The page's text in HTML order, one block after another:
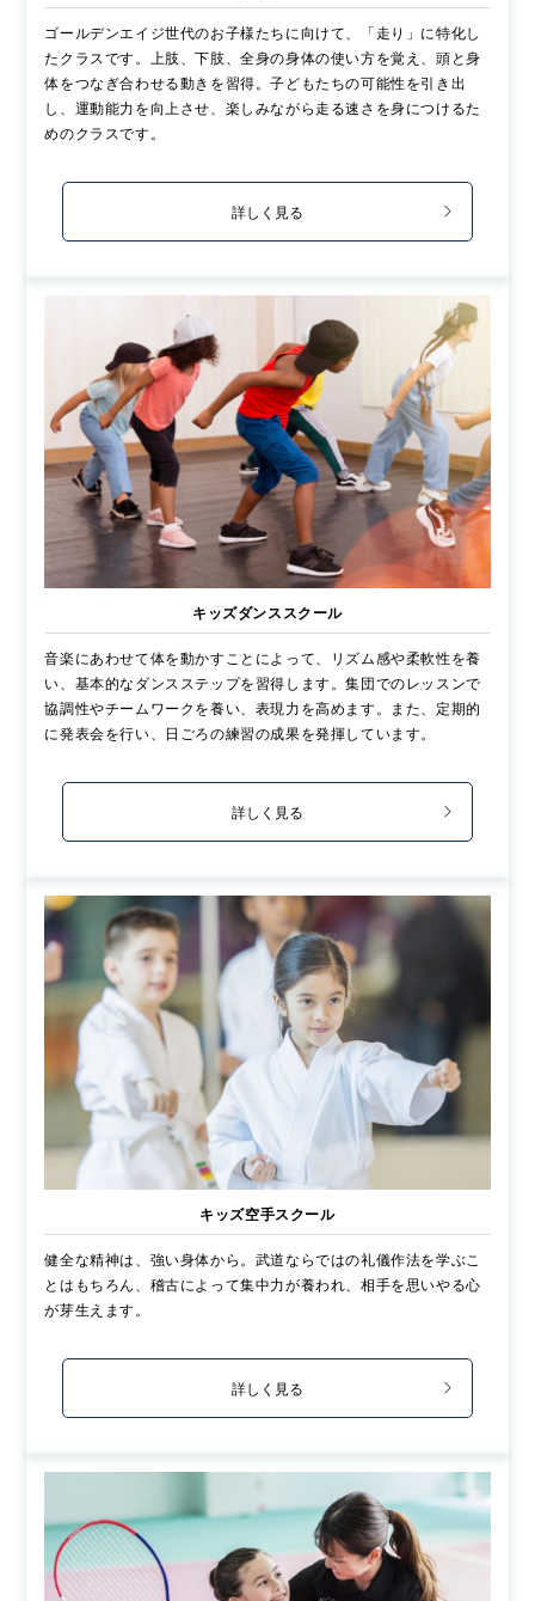
ゴールデンエイジ世代のお子様たちに向けて、「走り」に特化し
たクラスです。上肢、下肢、全身の身体の使い方を覚え、頭と身
体をつなぎ合わせる動きを習得。子どもたちの可能性を引き出
し、運動能力を向上させ、楽しみながら走る速さを身につけるた
めのクラスです。
詳しく見る
キッズダンススクール
音楽にあわせて体を動かすことによって、リズム感や柔軟性を養
い、基本的なダンスステップを習得します。集団でのレッスンで
協調性やチームワークを養い、表現力を高めます。また、定期的
に発表会を行い、日ごろの練習の成果を発揮しています。
詳しく見る
キッズ空手スクール
健全な精神は、強い身体から。武道ならではの礼儀作法を学ぶこ
とはもちろん、稽古によって集中力が養われ、相手を思いやる心
が芽生えます。
詳しく見る